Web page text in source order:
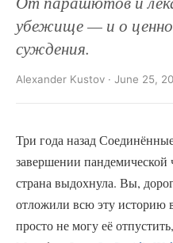
убежище — и о
суждения.
Alexander Kustov · June 25,
Три года назад
завершении
страна выдохнула. Вы,
отложили всю эту историю
просто не могу её